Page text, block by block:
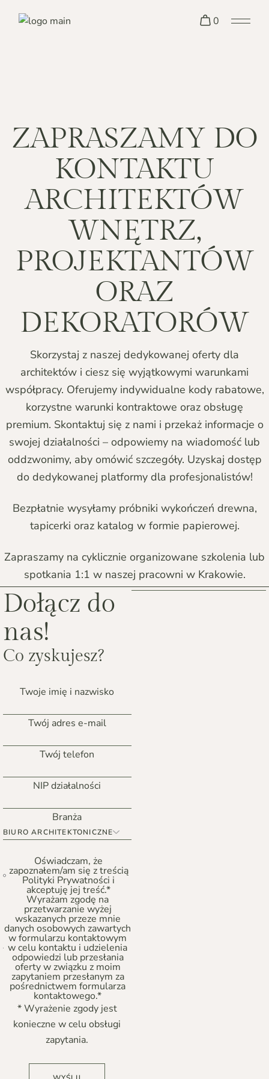
0
ZAPRASZAMY DO
KONTAKTU
ARCHITEKTÓW
WNĘTRZ,
PROJEKTANTÓW
ORAZ
DEKORATORÓW
Skorzystaj z naszej dedykowanej oferty dla
architektów i ciesz się wyjątkowymi warunkami
współpracy. Oferujemy indywidualne kody rabatowe,
korzystne warunki kontraktowe oraz obsługę
premium. Skontaktuj się z nami i przekaż informacje o
swojej działalności – odpowiemy na wiadomość lub
oddzwonimy, aby omówić szczegóły. Uzyskaj dostęp
do dedykowanej platformy dla profesjonalistów!
Bezpłatnie wysyłamy próbniki wykończeń drewna,
tapicerki oraz katalog w formie papierowej.
Zapraszamy na cyklicznie organizowane szkolenia lub
spotkania 1:1 w naszej pracowni w Krakowie.
Dołącz do
nas!
Co zyskujesz?
Twoje imię i nazwisko
Twój adres e-mail
Twój telefon
NIP działalności
Branża
Oświadczam, że
zapoznałem/am się z treścią
Polityki Prywatności i
akceptuję jej treść.*
Wyrażam zgodę na
przetwarzanie wyżej
wskazanych przeze mnie
danych osobowych zawartych
w formularzu kontaktowym
w celu kontaktu i udzielenia
odpowiedzi lub przesłania
oferty w związku z moim
zapytaniem przesłanym za
pośrednictwem formularza
kontaktowego.*
* Wyrażenie zgody jest
konieczne w celu obsługi
zapytania.